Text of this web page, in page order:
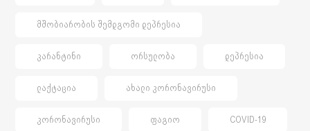
ᲛᲨᲝᲑᲘᲐᲠᲝᲑᲘᲡ ᲨᲔᲛᲓᲒᲝᲛᲘ ᲓᲔᲞᲠᲔᲡᲘᲐ
ᲙᲐᲠᲐᲜᲢᲘᲜᲘ ᲝᲠᲡᲣᲚᲝᲑᲐ ᲓᲔᲞᲠᲔᲡᲘᲐ
ᲚᲐᲥᲢᲐᲪᲘᲐ ᲐᲮᲐᲚᲘ ᲙᲝᲠᲝᲜᲐᲕᲘᲠᲣᲡᲘ
ᲙᲝᲠᲝᲜᲐᲕᲘᲠᲣᲡᲘ ᲤᲐᲒᲘᲝ COVID-19